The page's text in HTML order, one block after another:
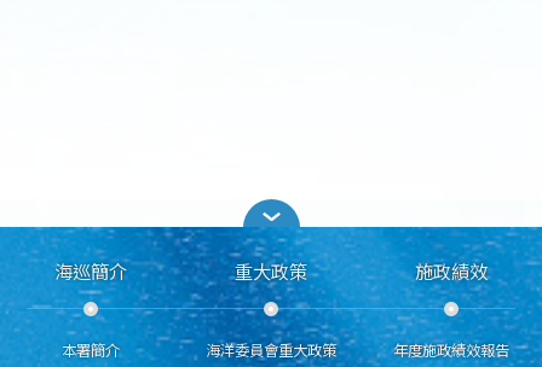
海巡簡介
本署簡介
重大政策
海洋委員會重大政策
施政績效
年度施政績效報告